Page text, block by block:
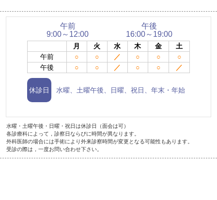
午前
9:00～12:00
午後
16:00～19:00
月 火 水 木 金
土
午前
○ ○ ／ ○ ○
○
午後
○ ○ ／ ○ ○ ／
休診日 水曜、土曜午後、日曜、祝日、年末・年始
水曜・土曜午後・日曜・祝日は休診日（面会は可）
各診療科によって，診察日ならびに時間が異なります。
外科医師の場合には手術により外来診察時間が変更となる可能性もあります。
受診の際は，一度お問い合わせ下さい。